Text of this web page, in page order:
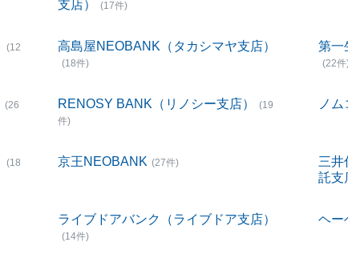
支店）
(17件)
(12
高島屋NEOBANK（タカシマヤ支店）
(18件)
第一
(22件
(26
RENOSY BANK（リノシー支店）
(19
件)
ノ
(18
京王NEOBANK (27件)
三井
託支
ライブドアバンク（ライブドア支店）
(14件)
ヘー